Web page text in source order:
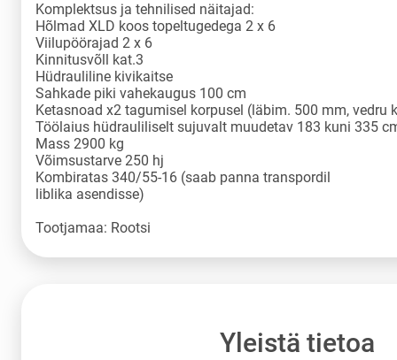
Komplektsus ja tehnilised näitajad:
Hõlmad XLD koos topeltugedega 2 x 6
Viilupöörajad 2 x 6
Kinnitusvõll kat.3
Hüdrauliline kivikaitse
Sahkade piki vahekaugus 100 cm
Ketasnoad x2 tagumisel korpusel (läbim. 500 mm, vedru
Töölaius hüdrauliliselt sujuvalt muudetav 183 kuni 335
Mass 2900 kg
Võimsustarve 250 hj
Kombiratas 340/55-16 (saab panna transpordil
liblika asendisse)
Tootjamaa: Rootsi
Yleistä tietoa